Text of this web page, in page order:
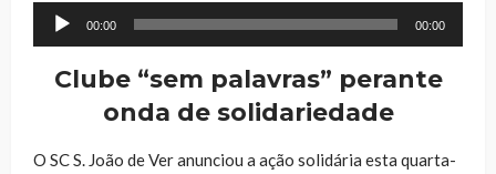
Reprodutor
áudio
00:00 00:00
Clube “sem palavras” perante
onda de solidariedade
O SC S. João de Ver anunciou a ação solidária esta quarta-